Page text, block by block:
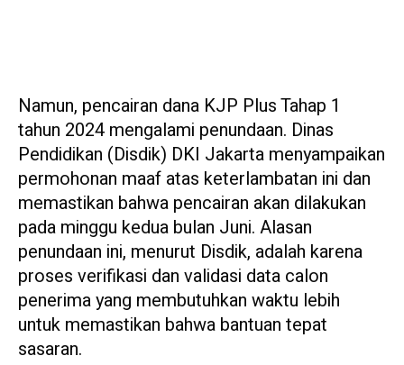
Namun, pencairan dana KJP Plus Tahap 1
tahun 2024 mengalami penundaan. Dinas
Pendidikan (Disdik) DKI Jakarta menyampaikan
permohonan maaf atas keterlambatan ini dan
memastikan bahwa pencairan akan dilakukan
pada minggu kedua bulan Juni. Alasan
penundaan ini, menurut Disdik, adalah karena
proses verifikasi dan validasi data calon
penerima yang membutuhkan waktu lebih
untuk memastikan bahwa bantuan tepat
sasaran.